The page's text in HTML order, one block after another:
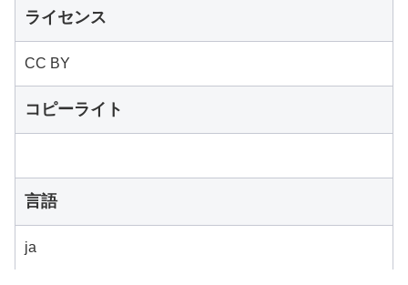
ライセンス
CC BY
コピーライト
言語
ja